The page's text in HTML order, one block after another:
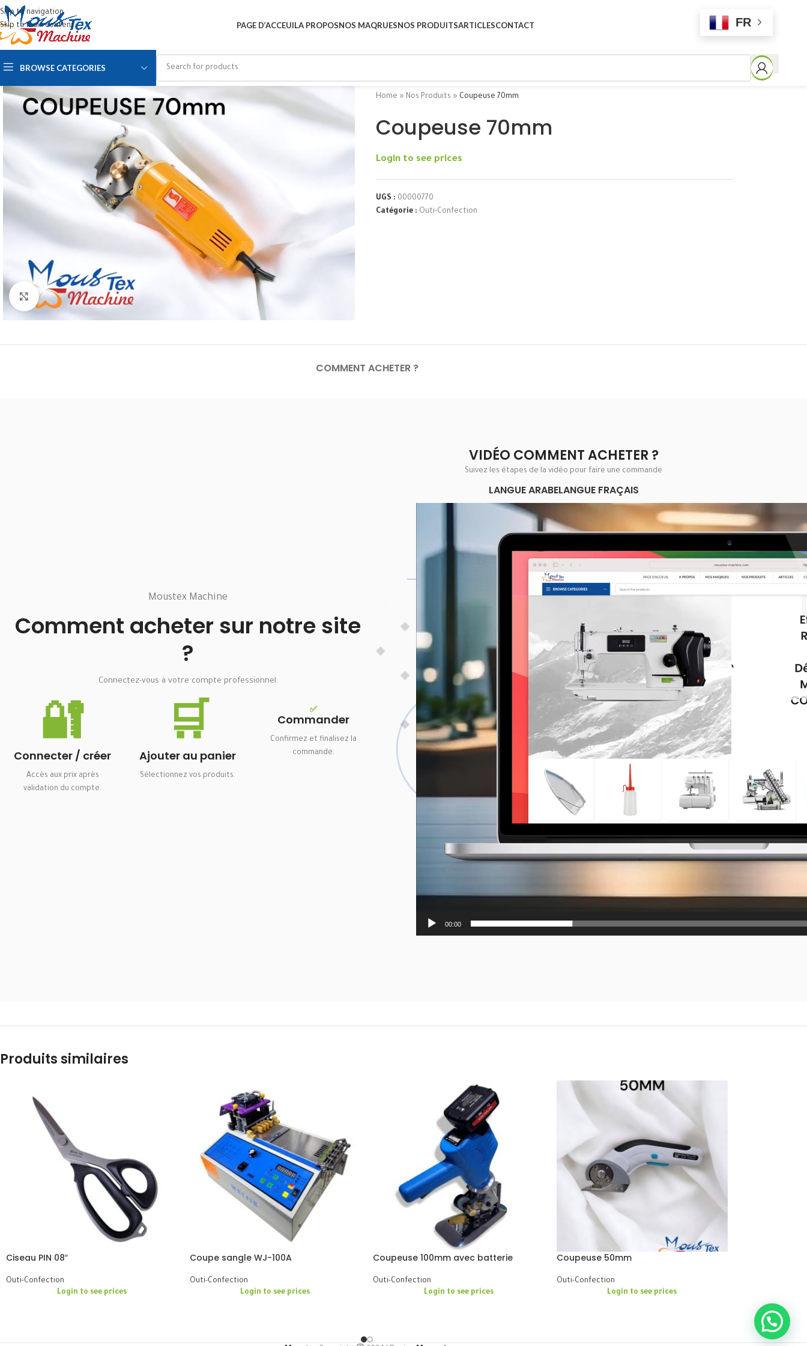
Skip to navigation
Skip to main content
PAGE D’ACCEUILA PROPOSNOS MAQRUESNOS PRODUITSARTICLESCONTACT FR
BROWSE CATEGORIES
Click to enlarge
Home » Nos Produits » Coupeuse 70mm
Coupeuse 70mm
Login to see prices
UGS : 00000770
Catégorie : Outi-Confection
COMMENT ACHETER ?
Moustex Machine
Comment acheter sur notre site
?
Connectez-vous à votre compte professionnel.
🔐
Connecter / créer
Accès aux prix après
validation du compte.
🛒
Ajouter au panier
Sélectionnez vos produits.
✅
Commander
Confirmez et finalisez la
commande.
VIDÉO COMMENT ACHETER ?
Suivez les étapes de la vidéo pour faire une commande
LANGUE ARABELANGUE FRAÇAIS
00:00
Produits similaires
Ciseau PIN 08″
Outi-Confection
Login to see prices
Coupe sangle WJ-100A
Outi-Confection
Login to see prices
Coupeuse 100mm avec batterie
Outi-Confection
Login to see prices
Coupeuse 50mm
Outi-Confection
Login to see prices